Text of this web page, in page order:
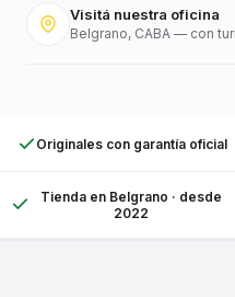
Visitá nuestra oficina
Belgrano, CABA — con
Originales con garantía oficial
Tienda en Belgrano · desde
2022